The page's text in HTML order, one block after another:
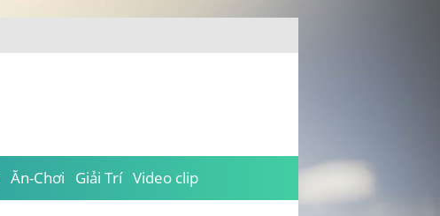
Ăn-Chơi Giải Trí Video clip